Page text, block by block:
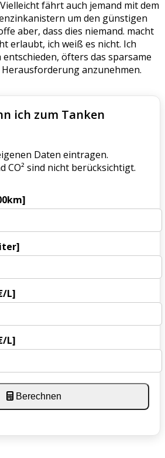
fährt auch jemand mit dem
um den günstigen
aber, dass dies niemand. macht
erlaubt, ich weiß es nicht. Ich
öfters das sparsame
anzunehmen.
ich zum Tanken
Daten eintragen.
CO² sind nicht berücksichtigt.
L]
L]
Berechnen